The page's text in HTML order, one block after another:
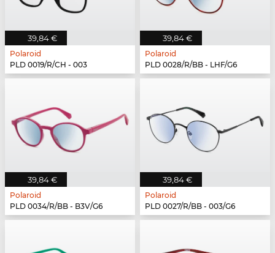
39,84 €
Polaroid
PLD 0019/R/CH - 003
39,84 €
Polaroid
PLD 0028/R/BB - LHF/G6
39,84 €
Polaroid
PLD 0034/R/BB - B3V/G6
39,84 €
Polaroid
PLD 0027/R/BB - 003/G6